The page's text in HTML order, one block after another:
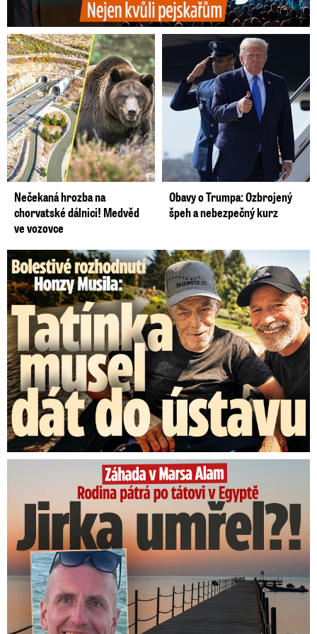
Nečekaná hrozba na
chorvatské dálnici! Medvěd
ve vozovce
Obavy o Trumpa: Ozbrojený
špeh a nebezpečný kurz
Bolestivé rozhodnutí Honzy Musila: Tátu musel dát do ústavu
Rodina pátrá po tátovi v Egyptě: Jirka umřel?!